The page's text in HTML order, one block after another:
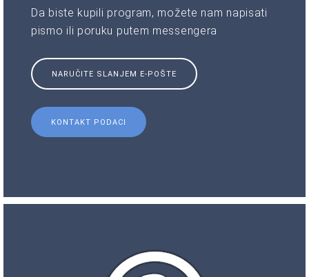
Da biste kupili program, možete nam napisati
pismo ili poruku putem messengera
NARUČITE SLANJEM E-POŠTE
KONTAKT PODACI